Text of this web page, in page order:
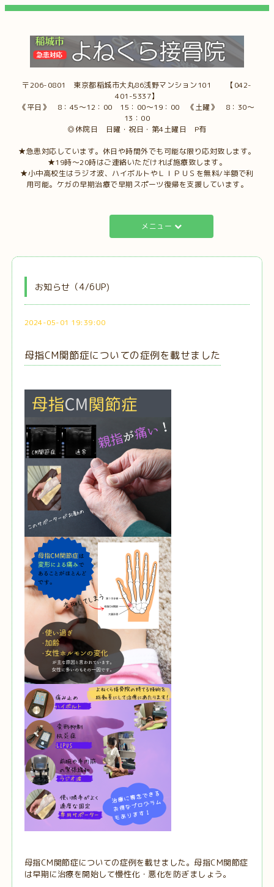
〒206-0801 東京都稲城市大丸86浅野マンション101 【042-
401-5337】
《平日》 8：45～12：00 15：00～19：00 《土曜》 8：30～
13：00
◎休院日 日曜・祝日・第4土曜日 P有
★急患対応しています。休日や時間外でも可能な限り応対致します。
★19時～20時はご連絡いただければ施療致します。
★小中高校生はラジオ波、ハイボルトやＬＩＰＵＳを無料/半額で利
用可能。ケガの早期治療で早期スポーツ復帰を支援しています。
メニュー
お知らせ（4/6UP)
2024-05-01 19:39:00
母指CM関節症についての症例を載せました
母指CM関節症についての症例を載せました。母指CM関節症
は早期に治療を開始して慢性化・悪化を防ぎましょう。